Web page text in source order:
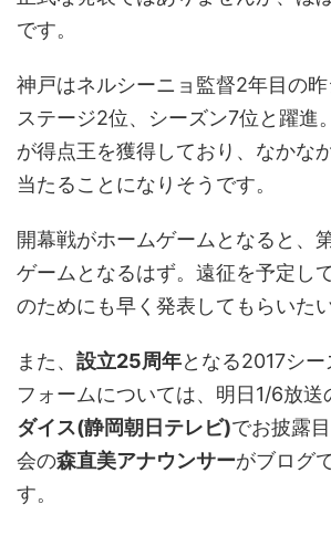
です。
神戸はネルシーニョ監督2年目の
ステージ2位、シーズン7位と躍進
が得点王を獲得しており、なかな
当たることになりそうです。
開幕戦がホームゲームとなると、
ゲームとなるはず。遠征を予定し
のためにも早く発表してもらいた
また、 設立25周年となる2017シ
フォームについては、明日1/6放送
ダイス(静岡朝日テレビ)でお披露
会の森直美アナウンサーがブログ
す。